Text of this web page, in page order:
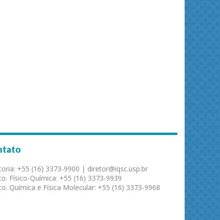
+55 (16) 3373-9900 | diretor@iqsc.usp.br
Físico-Química: +55 (16) 3373-9939
Química e Física Molecular: +55 (16) 3373-9968